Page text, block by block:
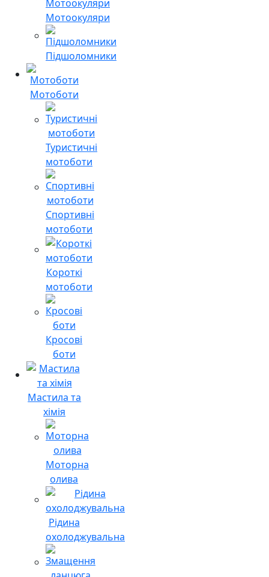
Мотоокуляри
Підшоломники
Мотоботи
Туристичні
мотоботи
Спортивні
мотоботи
Короткі
мотоботи
Кросові
боти
Мастила та
хімія
Моторна
олива
Рідина
охолоджувальна